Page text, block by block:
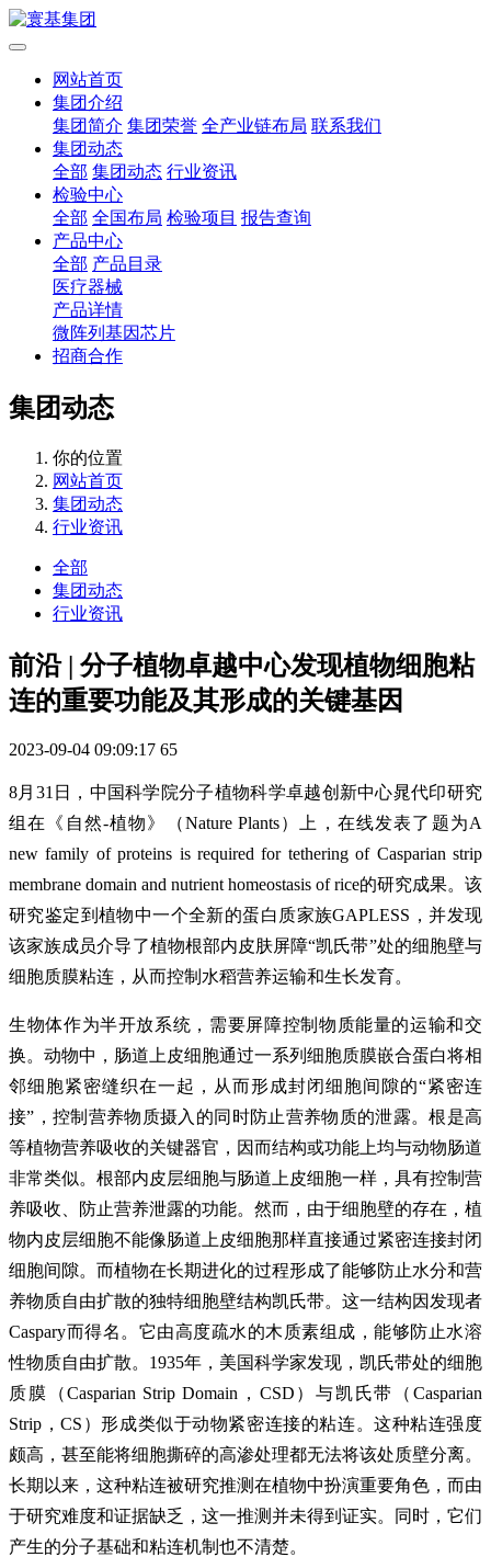
网站首页
集团介绍
集团简介 集团荣誉 全产业链布局 联系我们
集团动态
全部 集团动态 行业资讯
检验中心
全部 全国布局 检验项目 报告查询
产品中心
全部 产品目录
医疗器械
产品详情
微阵列基因芯片
招商合作
集团动态
你的位置
网站首页
集团动态
行业资讯
全部
集团动态
行业资讯
前沿 | 分子植物卓越中心发现植物细胞粘
连的重要功能及其形成的关键基因
2023-09-04 09:09:17 65
8月31日，中国科学院分子植物科学卓越创新中心晁代印研究
组在《自然-植物》（Nature Plants）上，在线发表了题为A
new family of proteins is required for tethering of Casparian strip
membrane domain and nutrient homeostasis of rice的研究成果。该
研究鉴定到植物中一个全新的蛋白质家族GAPLESS，并发现
该家族成员介导了植物根部内皮肤屏障“凯氏带”处的细胞壁与
细胞质膜粘连，从而控制水稻营养运输和生长发育。
生物体作为半开放系统，需要屏障控制物质能量的运输和交
换。动物中，肠道上皮细胞通过一系列细胞质膜嵌合蛋白将相
邻细胞紧密缝织在一起，从而形成封闭细胞间隙的“紧密连
接”，控制营养物质摄入的同时防止营养物质的泄露。根是高
等植物营养吸收的关键器官，因而结构或功能上均与动物肠道
非常类似。根部内皮层细胞与肠道上皮细胞一样，具有控制营
养吸收、防止营养泄露的功能。然而，由于细胞壁的存在，植
物内皮层细胞不能像肠道上皮细胞那样直接通过紧密连接封闭
细胞间隙。而植物在长期进化的过程形成了能够防止水分和营
养物质自由扩散的独特细胞壁结构凯氏带。这一结构因发现者
Caspary而得名。它由高度疏水的木质素组成，能够防止水溶
性物质自由扩散。1935年，美国科学家发现，凯氏带处的细胞
质膜（Casparian Strip Domain，CSD）与凯氏带（Casparian
Strip，CS）形成类似于动物紧密连接的粘连。这种粘连强度
颇高，甚至能将细胞撕碎的高渗处理都无法将该处质壁分离。
长期以来，这种粘连被研究推测在植物中扮演重要角色，而由
于研究难度和证据缺乏，这一推测并未得到证实。同时，它们
产生的分子基础和粘连机制也不清楚。